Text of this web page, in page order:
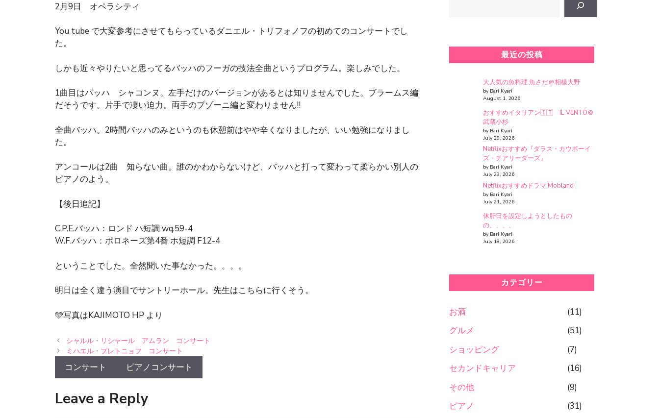
2月9日 オペラシティ
You tube で大変参考にさせてもらっているダニエル・トリフォノフの初めてのコンサートでし
た。
しかも近々やりたいと思ってるバッハのフーガの技法全曲というプログラ厶。楽しみでした。
1曲目はバッハ シャコンヌ。左手だけのバージョンがあるとは知りませんでした。ブラームス編
だそうです。片手で凄い迫力。両手のプゾーニ編と変わりません!!
全曲バッハ。2時間バッハのみというのも休憩前はやや辛くなりましたが、いい勉強になりまし
た。
アンコールは2曲 知らない曲。誰のかわからないけど、バッハと打って変わって柔らかい別人の
ピアノのよう。
【後日追記】
C.P.E.バッハ：ロンド ハ短調 wq.59-4
W.F.バッハ：ポロネーズ第4番 ホ短調 F12-4
ということでした。全然聞いた事なかった。。。。
明日は全く違う演目でサントリーホール。先生はこちらに行くそう。
🩵写真はKAJIMOTO HP より
シャルル・リシャール アムラン コンサート
ミハエル・プレトニョフ コンサート
コンサート ピアノコンサート
Leave a Reply
最近の投稿
大人気の魚料理 魚さだ＠相模大野
by Bari Kyari
August 1, 2026
おすすめイタリアン🇮🇹 IL VENTO＠
武蔵小杉
by Bari Kyari
July 28, 2026
Netflixおすすめ『ダラス・カウボーイ
ズ・チアリーダーズ』
by Bari Kyari
July 23, 2026
Netflixおすすめドラマ Mobland
by Bari Kyari
July 21, 2026
休肝日を設定しようとしたもの
の、、、、
by Bari Kyari
July 18, 2026
カテゴリー
お酒
(11)
グルメ
(51)
ショッピング
(7)
セカンドキャリア
(16)
その他
(9)
ピアノ
(31)